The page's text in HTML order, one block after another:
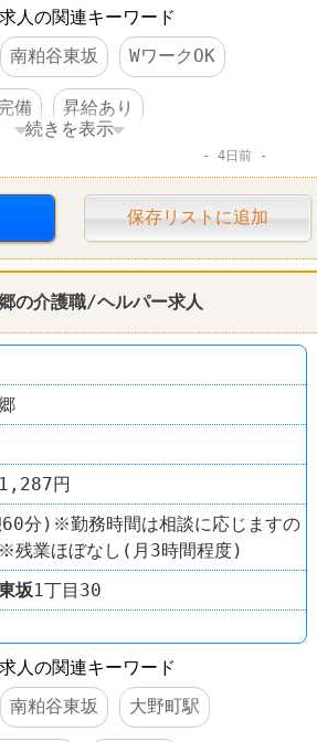
人の関連キーワード
南粕谷東坂 WワークOK
備 昇給あり
社員登用あり
続きを表示
4日前
保存リストに追加
の介護職/ヘルパー求人
円
分)※勤務時間は相談に応じますの
残業ほぼなし(月3時間程度)
坂1丁目30
人の関連キーワード
南粕谷東坂 大野町駅